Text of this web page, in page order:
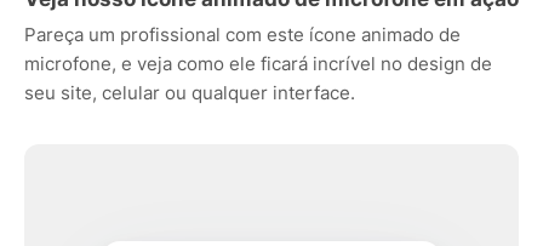
Pareça um profissional com este ícone animado de
microfone, e veja como ele ficará incrível no design de
seu site, celular ou qualquer interface.